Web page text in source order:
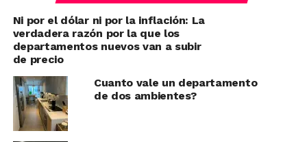
Ni por el dólar ni por la inflación: La
verdadera razón por la que los
departamentos nuevos van a subir
de precio
Cuanto vale un departamento
de dos ambientes?